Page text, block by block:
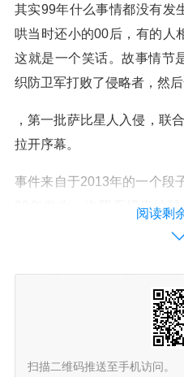
其实99年什么事情都没有发
哄当时还小的00后，有的人
这就是一个笑话。故事情节
织防卫军打败了侵略者，然
，第一批萨比星人入侵，联
拉开序幕。
事件来自于2013年的一个段
99年发生一次陨石撞击地
后、90后一同抵抗外来入侵
年2月21日，外星人通过远
999年5月2日，敌登陆珠穆
9军交火。1999年初，一颗
入侵了我们的太阳系，第三
阅读剩
扫描二维码推送至手机访问。